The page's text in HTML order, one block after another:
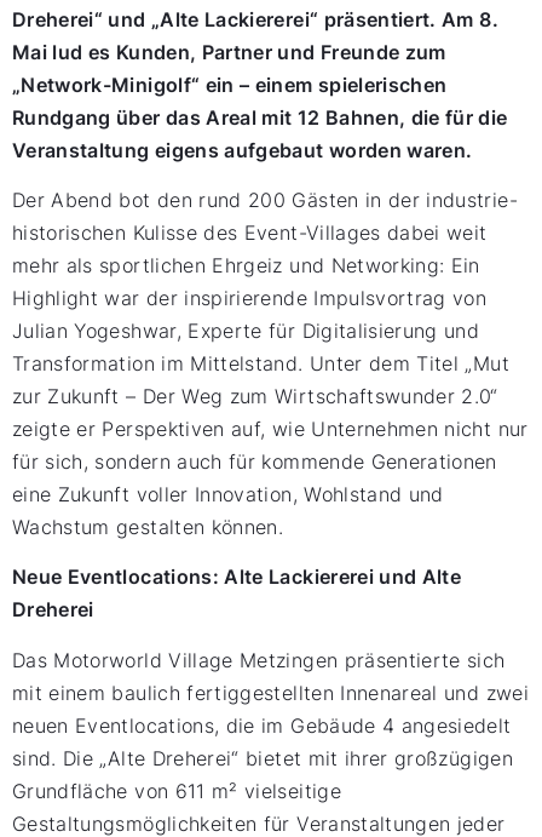
Dreherei“ und „Alte Lackiererei“ präsentiert. Am 8.
Mai lud es Kunden, Partner und Freunde zum
„Network-Minigolf“ ein – einem spielerischen
Rundgang über das Areal mit 12 Bahnen, die für die
Veranstaltung eigens aufgebaut worden waren.
Der Abend bot den rund 200 Gästen in der industrie-
historischen Kulisse des Event-Villages dabei weit
mehr als sportlichen Ehrgeiz und Networking: Ein
Highlight war der inspirierende Impulsvortrag von
Julian Yogeshwar, Experte für Digitalisierung und
Transformation im Mittelstand. Unter dem Titel „Mut
zur Zukunft – Der Weg zum Wirtschaftswunder 2.0“
zeigte er Perspektiven auf, wie Unternehmen nicht nur
für sich, sondern auch für kommende Generationen
eine Zukunft voller Innovation, Wohlstand und
Wachstum gestalten können.
Neue Eventlocations: Alte Lackiererei und Alte
Dreherei
Das Motorworld Village Metzingen präsentierte sich
mit einem baulich fertiggestellten Innenareal und zwei
neuen Eventlocations, die im Gebäude 4 angesiedelt
sind. Die „Alte Dreherei“ bietet mit ihrer großzügigen
Grundfläche von 611 m² vielseitige
Gestaltungsmöglichkeiten für Veranstaltungen jeder